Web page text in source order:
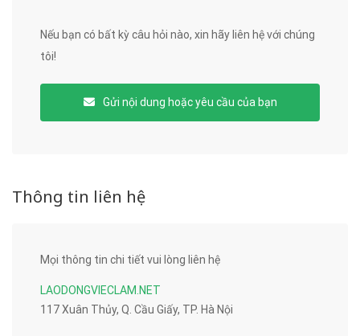
Nếu bạn có bất kỳ câu hỏi nào, xin hãy liên hệ với chúng
tôi!
Gửi nội dung hoặc yêu cầu của bạn
Thông tin liên hệ
Mọi thông tin chi tiết vui lòng liên hệ
LAODONGVIECLAM.NET
117 Xuân Thủy, Q. Cầu Giấy, TP. Hà Nội